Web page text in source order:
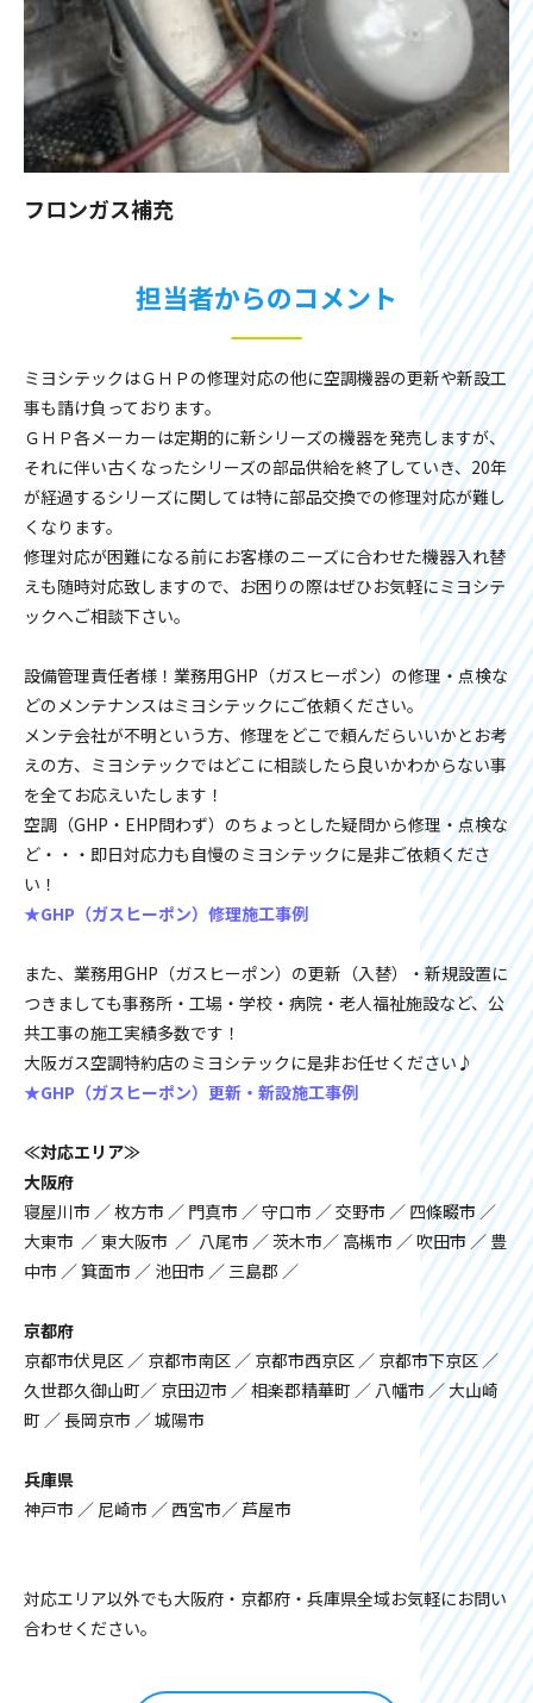
フロンガス補充
担当者からのコメント
ミヨシテックはＧＨＰの修理対応の他に空調機器の更新や新設工
事も請け負っております。
ＧＨＰ各メーカーは定期的に新シリーズの機器を発売しますが、
それに伴い古くなったシリーズの部品供給を終了していき、20年
が経過するシリーズに関しては特に部品交換での修理対応が難し
くなります。
修理対応が困難になる前にお客様のニーズに合わせた機器入れ替
えも随時対応致しますので、お困りの際はぜひお気軽にミヨシテ
ックへご相談下さい。
設備管理責任者様！業務用GHP（ガスヒーポン）の修理・点検な
どのメンテナンスはミヨシテックにご依頼ください。
メンテ会社が不明という方、修理をどこで頼んだらいいかとお考
えの方、ミヨシテックではどこに相談したら良いかわからない事
を全てお応えいたします！
空調（GHP・EHP問わず）のちょっとした疑問から修理・点検な
ど・・・即日対応力も自慢のミヨシテックに是非ご依頼くださ
い！
★GHP（ガスヒーポン）修理施工事例
また、業務用GHP（ガスヒーポン）の更新（入替）・新規設置に
つきましても事務所・工場・学校・病院・老人福祉施設など、公
共工事の施工実績多数です！
大阪ガス空調特約店のミヨシテックに是非お任せください♪
★GHP（ガスヒーポン）更新・新設施工事例
≪対応エリア≫
大阪府
寝屋川市 ／ 枚方市 ／ 門真市 ／ 守口市 ／ 交野市 ／ 四條畷市 ／
大東市 ／ 東大阪市 ／ 八尾市 ／ 茨木市／ 高槻市 ／ 吹田市 ／ 豊
中市 ／ 箕面市 ／ 池田市 ／ 三島郡 ／
京都府
京都市伏見区 ／ 京都市南区 ／ 京都市西京区 ／ 京都市下京区 ／
久世郡久御山町／ 京田辺市 ／ 相楽郡精華町 ／ 八幡市 ／ 大山崎
町 ／ 長岡京市 ／ 城陽市
兵庫県
神戸市 ／ 尼崎市 ／ 西宮市／ 芦屋市
対応エリア以外でも大阪府・京都府・兵庫県全域お気軽にお問い
合わせください。